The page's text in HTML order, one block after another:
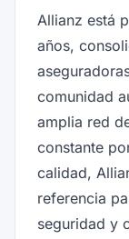
Allianz está
años,
comunidad
amplia red
constante
calidad,
referencia
seguridad y